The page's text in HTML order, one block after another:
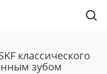
классического
зубом